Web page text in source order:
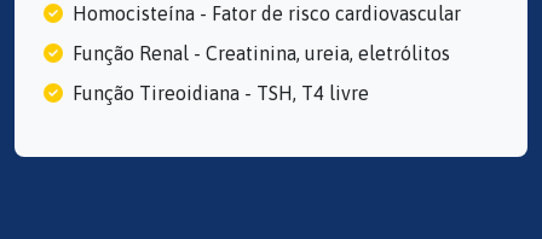
Homocisteína - Fator de risco cardiovascular
Função Renal - Creatinina, ureia, eletrólitos
Função Tireoidiana - TSH, T4 livre